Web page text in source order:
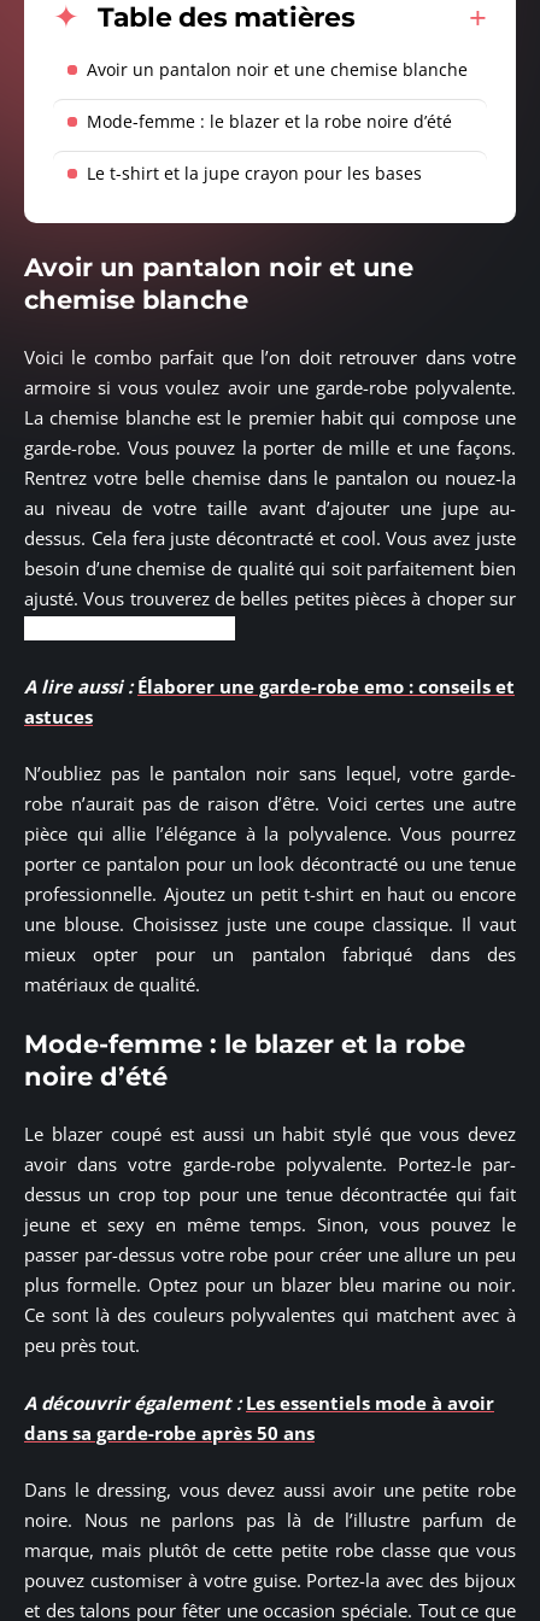
Table des matières
Avoir un pantalon noir et une chemise blanche
Mode-femme : le blazer et la robe noire d’été
Le t-shirt et la jupe crayon pour les bases
Avoir un pantalon noir et une
chemise blanche
Voici le combo parfait que l’on doit retrouver dans votre
armoire si vous voulez avoir une garde-robe polyvalente.
La chemise blanche est le premier habit qui compose une
garde-robe. Vous pouvez la porter de mille et une façons.
Rentrez votre belle chemise dans le pantalon ou nouez-la
au niveau de votre taille avant d’ajouter une jupe au-
dessus. Cela fera juste décontracté et cool. Vous avez juste
besoin d’une chemise de qualité qui soit parfaitement bien
ajusté. Vous trouverez de belles petites pièces à choper sur
A lire aussi : Élaborer une garde-robe emo : conseils et
astuces
N’oubliez pas le pantalon noir sans lequel, votre garde-
robe n’aurait pas de raison d’être. Voici certes une autre
pièce qui allie l’élégance à la polyvalence. Vous pourrez
porter ce pantalon pour un look décontracté ou une tenue
professionnelle. Ajoutez un petit t-shirt en haut ou encore
une blouse. Choisissez juste une coupe classique. Il vaut
mieux opter pour un pantalon fabriqué dans des
matériaux de qualité.
Mode-femme : le blazer et la robe
noire d’été
Le blazer coupé est aussi un habit stylé que vous devez
avoir dans votre garde-robe polyvalente. Portez-le par-
dessus un crop top pour une tenue décontractée qui fait
jeune et sexy en même temps. Sinon, vous pouvez le
passer par-dessus votre robe pour créer une allure un peu
plus formelle. Optez pour un blazer bleu marine ou noir.
Ce sont là des couleurs polyvalentes qui matchent avec à
peu près tout.
A découvrir également : Les essentiels mode à avoir
dans sa garde-robe après 50 ans
Dans le dressing, vous devez aussi avoir une petite robe
noire. Nous ne parlons pas là de l’illustre parfum de
marque, mais plutôt de cette petite robe classe que vous
pouvez customiser à votre guise. Portez-la avec des bijoux
et des talons pour fêter une occasion spéciale. Tout ce que